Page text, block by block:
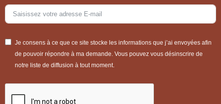
Je consens à ce que ce site stocke les informations que j’ai envoyées afin
de pouvoir répondre à ma demande. Vous pouvez vous désinscrire de
notre liste de diffusion à tout moment.